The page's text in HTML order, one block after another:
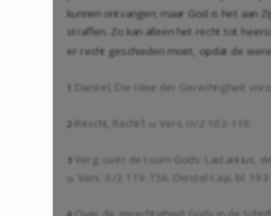
kunnen ontvangen; maar God is het aan
straffen. Zo kan alleen het recht tot
er recht geschieden moet, opdat de
1 Diestel, Die Idee der Gerechtigheit
2 Ritschl, Rechtf. u. Vers. II/2 102-110.
3Verg. over de toorn Gods: Lactantius,
u. Vers. II/2 119-156. Diestel t.a.p. bl.